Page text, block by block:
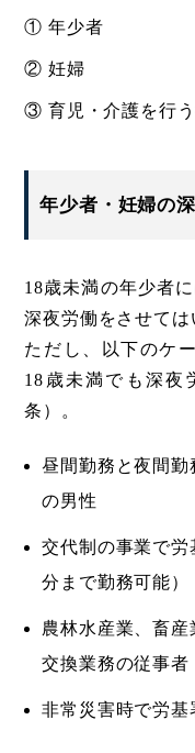
① 年少者
② 妊婦
③ 育児・介護を行
年少者・妊婦の
18歳未満の年少者
深夜労働をさせては
ただし、以下のケ
18歳未満でも深夜
条）。
昼間勤務と夜間勤
の男性
交代制の事業で労
分まで勤務可能）
農林水産業、畜
交換業務の従事者
非常災害時で労基